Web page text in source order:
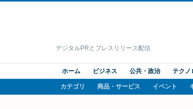
デジタルPRとプレスリリース配信
ホーム ビジネス 公共・政治 テクノ
カテゴリ 商品・サービス イベント